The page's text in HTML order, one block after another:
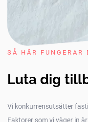
SÅ HÄR FUNGERAR
Luta dig
Vi konkurrensutsätter
Faktorer som vi väger in